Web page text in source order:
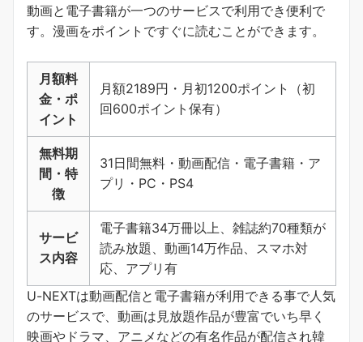
動画と電子書籍が一つのサービスで利用でき便利で
す。 漫画をポイントですぐに読むことができます。
月額料
金・ポ
イント
月額2189円・月初1200ポイント（初
回600ポイント保有）
無料期
間・特
徴
31日間無料・動画配信・電子書籍・ア
プリ・PC・PS4
サービ
ス内容
電子書籍34万冊以上、雑誌約70種類が
読み放題、動画14万作品、スマホ対
応、アプリ有
U-NEXTは動画配信と電子書籍が利用できる事で人気
のサービスで、動画は見放題作品が豊富でいち早く
映画やドラマ、アニメなどの有名作品が配信され韓